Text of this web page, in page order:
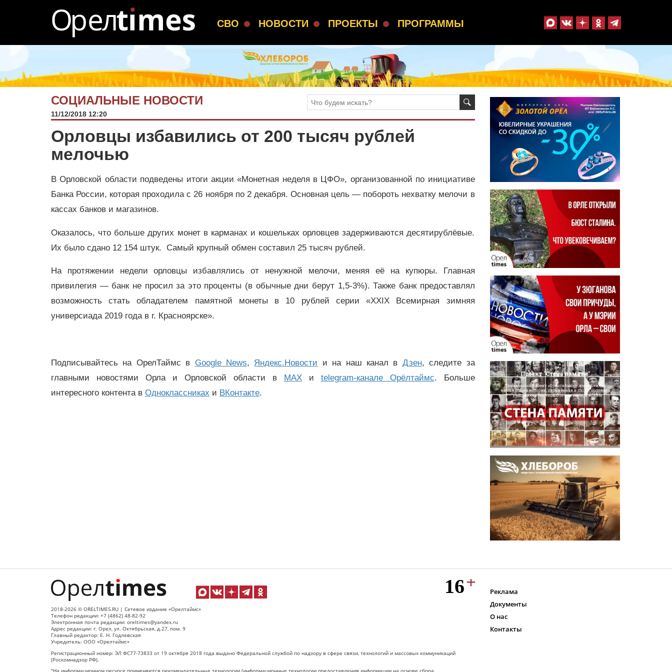
СВО НОВОСТИ ПРОЕКТЫ ПРОГРАММЫ
СОЦИАЛЬНЫЕ НОВОСТИ
11/12/2018 12:20
Орловцы избавились от 200 тысяч рублей
мелочью
В Орловской области подведены итоги акции «Монетная неделя в ЦФО», организованной по инициативе
Банка России, которая проходила с 26 ноября по 2 декабря. Основная цель — побороть нехватку мелочи в
кассах банков и магазинов.
Оказалось, что больше других монет в карманах и кошельках орловцев задерживаются десятирублёвые.
Их было сдано 12 154 штук. Самый крупный обмен составил 25 тысяч рублей.
На протяжении недели орловцы избавлялись от ненужной мелочи, меняя её на купюры. Главная
привилегия — банк не просил за это проценты (в обычные дни берут 1,5-3%). Также банк предоставлял
возможность стать обладателем памятной монеты в 10 рублей серии «ХХIХ Всемирная зимняя
универсиада 2019 года в г. Красноярске».
Подписывайтесь на ОрелТаймс в Google News, Яндекс.Новости и на наш канал в Дзен, следите за
главными новостями Орла и Орловской области в MAXи telegram-канале Орёлтаймс. Больше
интересного контента в Одноклассниках и ВКонтакте.
2018-2026 © ORELTIMES.RU | Сетевое издание «Орелтаймс»
Телефон редакции: +7 (4862) 48-82-92
Электронная почта редакции: oreltimes@yandex.ru
Адрес редакции: г. Орел, ул. Октябрьская, д.27, пом. 9
Главный редактор: Е. Н. Годлевская
Учредитель: ООО «Орелтаймс»
Регистрационный номер: ЭЛ ФС77-73833 от 19 октября 2018 года выдано Федеральной службой по надзору в сфере связи, технологий и массовых коммуникаций
(Роскомнадзор РФ).
Реклама
Документы
О нас
Контакты